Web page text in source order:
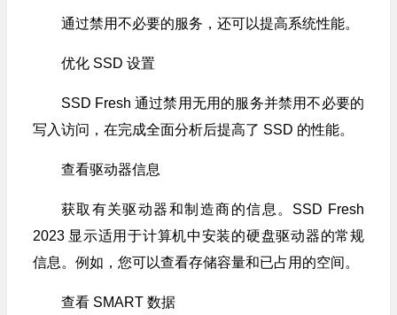
通过禁用不必要的服务，还可以提高系统性能。
优化 SSD 设置
SSD Fresh 通过禁用无用的服务并禁用不必要的
写入访问，在完成全面分析后提高了 SSD 的性能。
查看驱动器信息
获取有关驱动器和制造商的信息。SSD Fresh
2023 显示适用于计算机中安装的硬盘驱动器的常规
信息。例如，您可以查看存储容量和已占用的空间。
查看 SMART 数据